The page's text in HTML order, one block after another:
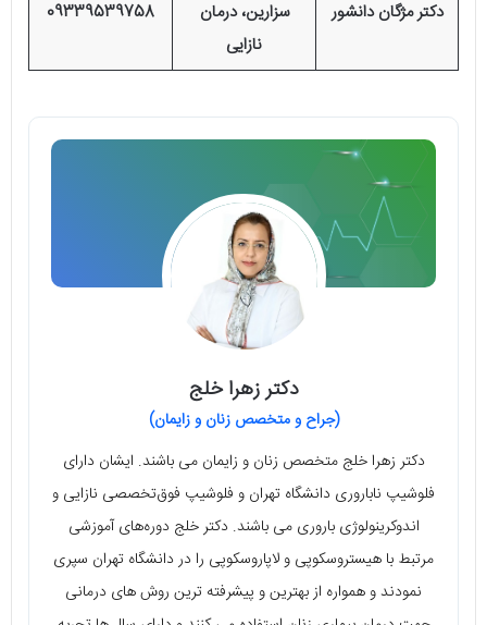
دکتر مژگان دانشور
سزارین، درمان
نازایی
09339539758
دکتر زهرا خلج
(جراح و متخصص زنان و زایمان)
دکتر زهرا خلج متخصص زنان و زایمان می باشند. ایشان دارای
فلوشیپ ناباروری دانشگاه تهران و فلوشیپ فوق‌تخصصی نازایی و
اندوکرینولوژی باروری می باشند. دکتر خلج دوره‌های آموزشی
مرتبط با هیستروسکوپی و لاپاروسکوپی را در دانشگاه تهران سپری
نمودند و همواره از بهترین و پیشرفته ترین روش های درمانی